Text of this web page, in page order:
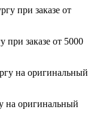
при заказе от 5000
на оригинальный